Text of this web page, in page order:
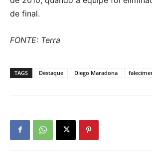
de final.
FONTE: Terra
TAGS Destaque Diego Maradona